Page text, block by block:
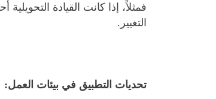
فمثلاً، إذا كانت القيادة
التغيير.
تحديات التطبيق في بيئات العمل: